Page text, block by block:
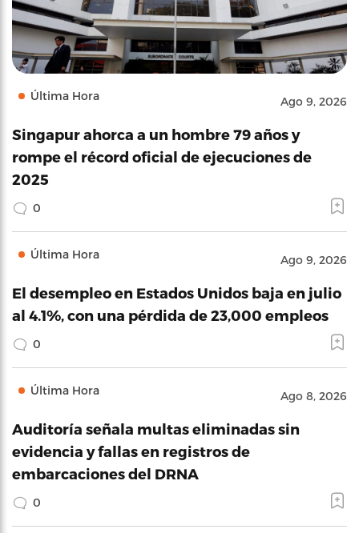
Última Hora Ago 9, 2026
Singapur ahorca a un hombre 79 años y
rompe el récord oficial de ejecuciones de
2025
0
Última Hora Ago 9, 2026
El desempleo en Estados Unidos baja en julio
al 4.1%, con una pérdida de 23,000 empleos
0
Última Hora Ago 8, 2026
Auditoría señala multas eliminadas sin
evidencia y fallas en registros de
embarcaciones del DRNA
0